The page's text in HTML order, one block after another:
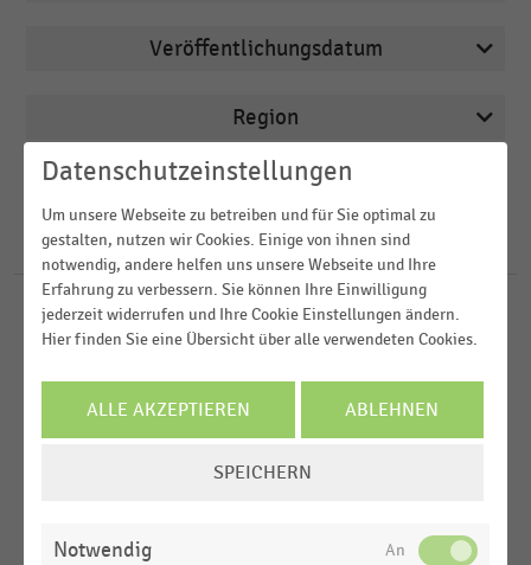
27Ergebnisse fürTierhandlung
ZOOFACHHANDEL|STATISTIK
Umsatz mit Heimtier-Bedarfsartikeln und
Bruttobetriebsüberschuss (in Prozent) der
Deutschsprachiger Einzelhandel
E-Commerce
E-Commerce und Versandhandel
Internationaler Handel
MEHR ANZEIGEN
Veröffentlichungsdatum
2022
2021
2020
2019
MEHR ANZEIGEN
Region
Europa
FILTER ZURÜCKSETZEN
Datenschutzeinstellungen
Um unsere Webseite zu betreiben und für Sie optimal zu
gestalten, nutzen wir Cookies. Einige von ihnen sind
notwendig, andere helfen uns unsere Webseite und Ihre
Erfahrung zu verbessern. Sie können Ihre Einwilligung
jederzeit widerrufen und Ihre Cookie Einstellungen ändern.
Hier finden Sie eine Übersicht über alle verwendeten Cookies.
ALLE AKZEPTIEREN ABLEHNEN
SPEICHERN
Notwendig